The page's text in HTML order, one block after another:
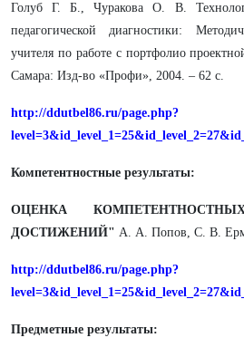
Голуб Г. Б., Чуракова О. В.
педагогической диагностики:
учителя по работе с портфолио
Самара: Изд-во «Профи», 2004. – 62 с.
http://ddutbel86.ru/page.php?
Компетентностные результаты:
ОЦЕНКА
ДОСТИЖЕНИЙ" А. А. Попов, С. В.
http://ddutbel86.ru/page.php?
Предметные результаты: